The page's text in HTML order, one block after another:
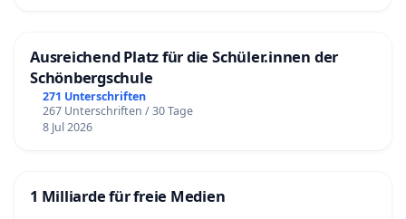
Ausreichend Platz für die Schüler.innen der
Schönbergschule
271 Unterschriften
267 Unterschriften / 30 Tage
8 Jul 2026
1 Milliarde für freie Medien